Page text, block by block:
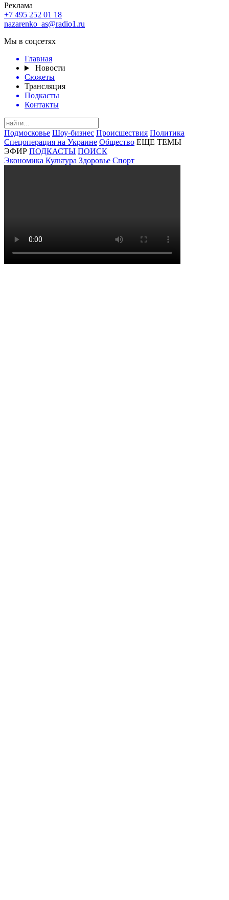
Реклама
+7 495 252 01 18
nazarenko_as@radio1.ru
Мы в соцсетях
Главная
Новости
Сюжеты
Трансляция
Подкасты
Контакты
Подмосковье Шоу-бизнес Происшествия Политика
Спецоперация на Украине Общество ЕЩЕ ТЕМЫ
ЭФИР ПОДКАСТЫ ПОИСК
Экономика Культура Здоровье Спорт